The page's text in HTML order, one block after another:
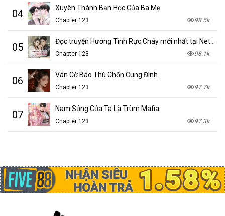
04 Xuyên Thành Bạn Học Của Ba Mẹ
Chapter 123 98.5k
05
Chapter 123 98.1k
06 Ván Cờ Báo Thù Chốn Cung Đình
Chapter 123 97.7k
07 Nam Sủng Của Ta Là Trùm Mafia
Chapter 123 97.3k